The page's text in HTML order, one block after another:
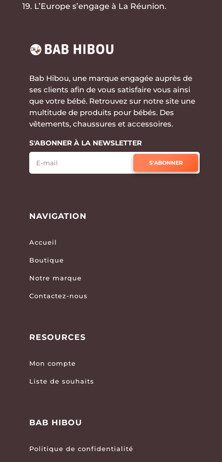
19. L’Europe s’engage à La Réunion.
Bab Hibou, une marque engagée auprès de
ses clients afin de vous satisfaire vous ainsi
que votre bébé. Retrouvez sur notre site une
multitude de produits pour bébés. Des
vêtements, chaussures et accessoires.
S'ABONNER À LA NEWSLETTER
S'ABONNER
NAVIGATION
Accueil
Boutique
Notre marque
Contactez-nous
RESOURCES
Mon compte
Liste de souhaits
BAB HIBOU
Politique de confidentialité